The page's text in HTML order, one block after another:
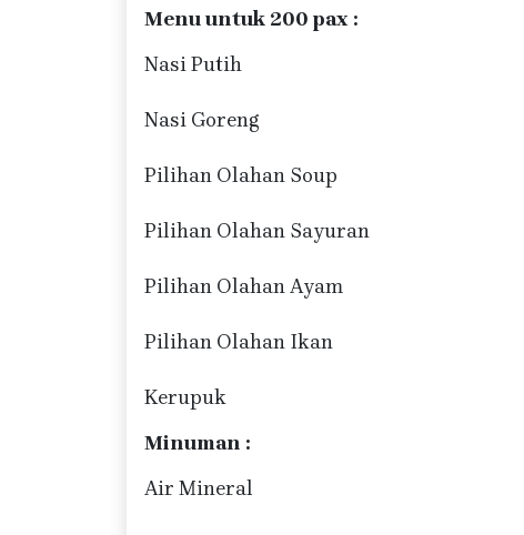
Menu untuk 200 pax :
Nasi Putih
Nasi Goreng
Pilihan Olahan Soup
Pilihan Olahan Sayuran
Pilihan Olahan Ayam
Pilihan Olahan Ikan
Kerupuk
Minuman :
Air Mineral